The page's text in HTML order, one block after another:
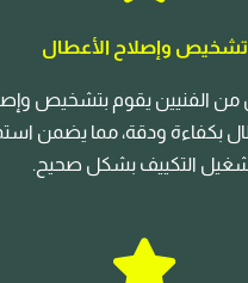
تشخيص وإصلاح الأعطال
الفنيين يقوم بتشخيص
بكفاءة ودقة، مما يضمن
التكييف بشكل صحيح.